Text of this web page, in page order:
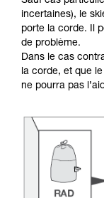
incertaines), le
porte la corde. Il
de problème.
Dans le cas
la corde, et que
ne pourra pas